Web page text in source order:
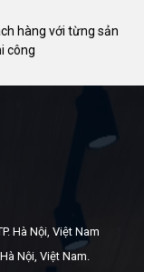
hàng với từng sản
công
Hà Nội, Việt Nam
Nội, Việt Nam.